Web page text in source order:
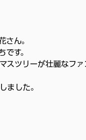
さん。
す。
スツリーが壮麗なファ
ました。